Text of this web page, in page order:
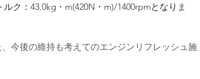
ク： 43.0kg・m(420N・m)/1400rpmとなり ま
今後の維持も考えてのエンジンリフレッシュ施